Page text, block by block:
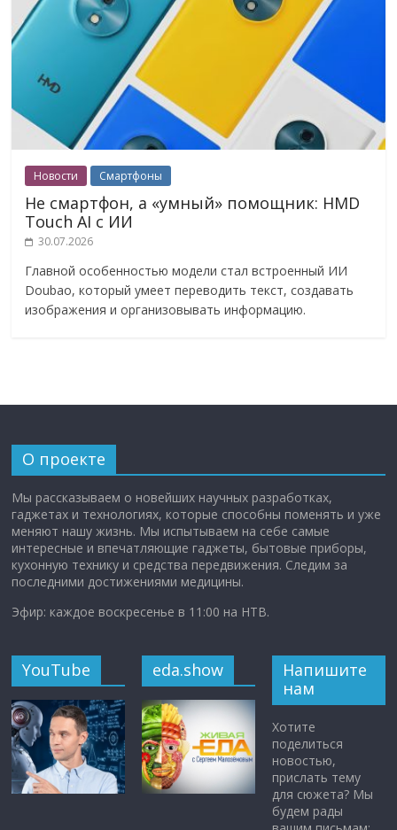
Новости Смартфоны
Не смартфон, а «умный» помощник: HMD
Touch AI с ИИ
30.07.2026
Главной особенностью модели стал встроенный ИИ
Doubao, который умеет переводить текст, создавать
изображения и организовывать информацию.
О проекте
Мы рассказываем о новейших научных разработках,
гаджетах и технологиях, которые способны поменять и уже
меняют нашу жизнь. Мы испытываем на себе самые
интересные и впечатляющие гаджеты, бытовые приборы,
кухонную технику и средства передвижения. Следим за
последними достижениями медицины.
Эфир: каждое воскресенье в 11:00 на НТВ.
YouTube eda.show
Напишите
нам
Хотите
поделиться
новостью,
прислать тему
для сюжета? Мы
будем рады